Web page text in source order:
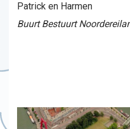
Patrick en Harmen
Buurt Bestuurt